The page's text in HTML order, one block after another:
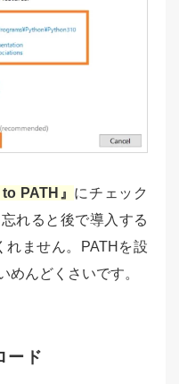
PATH』 にチェック
れると後で導入する
れません。PATHを設
めんどくさいです。
ード